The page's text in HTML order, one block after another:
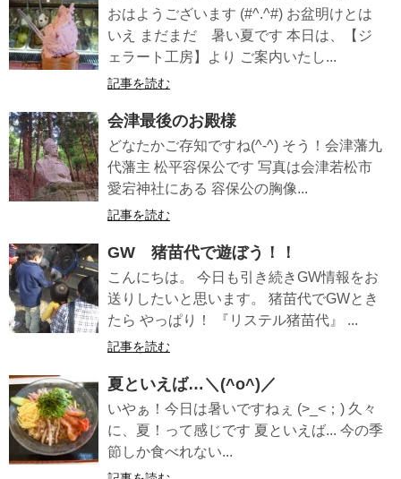
おはようございます (#^.^#) お盆明けとは
いえ まだまだ 暑い夏です 本日は、【ジ
ェラート工房】より ご案内いたし...
記事を読む
会津最後のお殿様
どなたかご存知ですね(^-^) そう！会津藩九
代藩主 松平容保公です 写真は会津若松市
愛宕神社にある 容保公の胸像...
記事を読む
GW 猪苗代で遊ぼう！！
こんにちは。 今日も引き続きGW情報をお
送りしたいと思います。 猪苗代でGWとき
たら やっぱり！ 『リステル猪苗代』 ...
記事を読む
夏といえば…＼(^o^)／
いやぁ！今日は暑いですねぇ (>_<；) 久々
に、夏！って感じです 夏といえば... 今の季
節しか食べれない...